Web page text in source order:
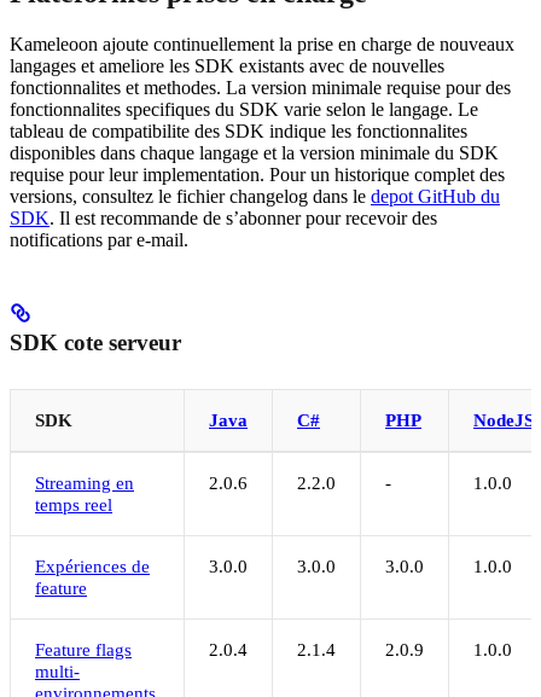
Kameleoon ajoute continuellement la prise en charge de nouveaux
langages et ameliore les SDK existants avec de nouvelles
fonctionnalites et methodes. La version minimale requise pour des
fonctionnalites specifiques du SDK varie selon le langage. Le
tableau de compatibilite des SDK indique les fonctionnalites
disponibles dans chaque langage et la version minimale du SDK
requise pour leur implementation. Pour un historique complet des
versions, consultez le fichier changelog dans le depot GitHub du
SDK. Il est recommande de s’abonner pour recevoir des
notifications par e-mail.
SDK cote serveur
SDK Java C# PHP NodeJS
Streaming en
temps reel
2.0.6 2.2.0 - 1.0.0
Expériences de
feature
3.0.0 3.0.0 3.0.0 1.0.0
Feature flags
multi-
environnements
2.0.4 2.1.4 2.0.9 1.0.0